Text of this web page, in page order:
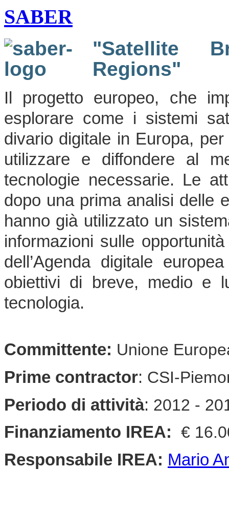
SABER
"Satellite
Regions"
Il progetto europeo, che
esplorare come i sistemi
divario digitale in Europa,
utilizzare e diffondere al
tecnologie necessarie. Le
dopo una prima analisi delle
hanno già utilizzato un
informazioni sulle
dell’Agenda digitale
obiettivi di breve, medio e
tecnologia.
Committente: Unione
Prime contractor: CSI-
Periodo di attività: 2012 -
Finanziamento IREA: €
Responsabile IREA: Mario